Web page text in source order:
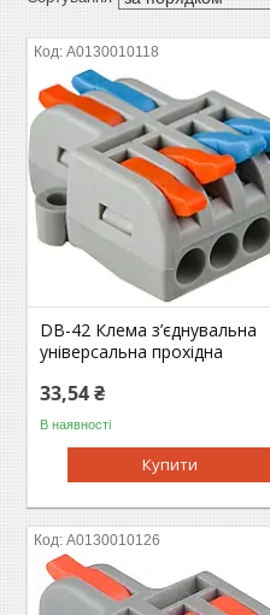
A0130010118
DB-42 Клема з’єднувальна
універсальна прохідна
33,54 ₴
В наявності
Купити
A0130010126